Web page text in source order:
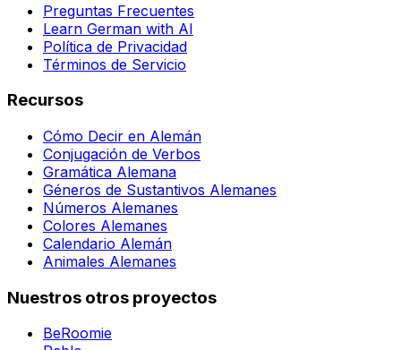
Preguntas Frecuentes
Learn German with AI
Política de Privacidad
Términos de Servicio
Recursos
Cómo Decir en Alemán
Conjugación de Verbos
Gramática Alemana
Géneros de Sustantivos Alemanes
Números Alemanes
Colores Alemanes
Calendario Alemán
Animales Alemanes
Nuestros otros proyectos
BeRoomie